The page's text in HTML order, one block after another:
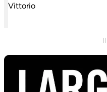
Vittorio